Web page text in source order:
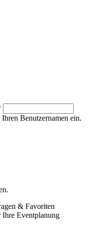
Benutzernamen ein.
& Favoriten
Eventplanung